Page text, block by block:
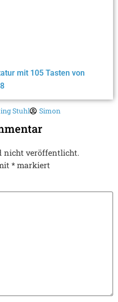
mit 105 Tasten von
Stuhl Simon
nicht veröffentlicht.
*markiert